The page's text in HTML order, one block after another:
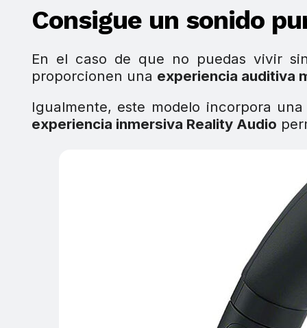
Consigue un sonido
En el caso de que no puedas vivir
proporcionen una experiencia auditiva
Igualmente, este modelo incorpora
experiencia inmersiva Reality Audio